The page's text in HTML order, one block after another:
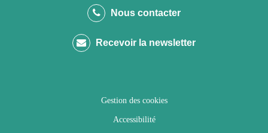
le
Facebook
le
Twitter
le
Instagram
Youtube
Nous contacter
Recevoir la newsletter
Gestion des cookies
Accessibilité